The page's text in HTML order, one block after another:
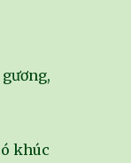
khúc